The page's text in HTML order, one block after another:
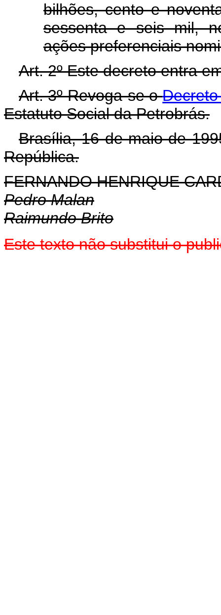
bilhões, cento e
sessenta e seis mil,
ações preferenciais
Art. 2º Este decreto entra
Art. 3º Revoga-se o
Estatuto Social da Petrobrás.
Brasília, 16 de maio de
República.
FERNANDO HENRIQUE
Pedro Malan
Raimundo Brito
Este texto não substitui o